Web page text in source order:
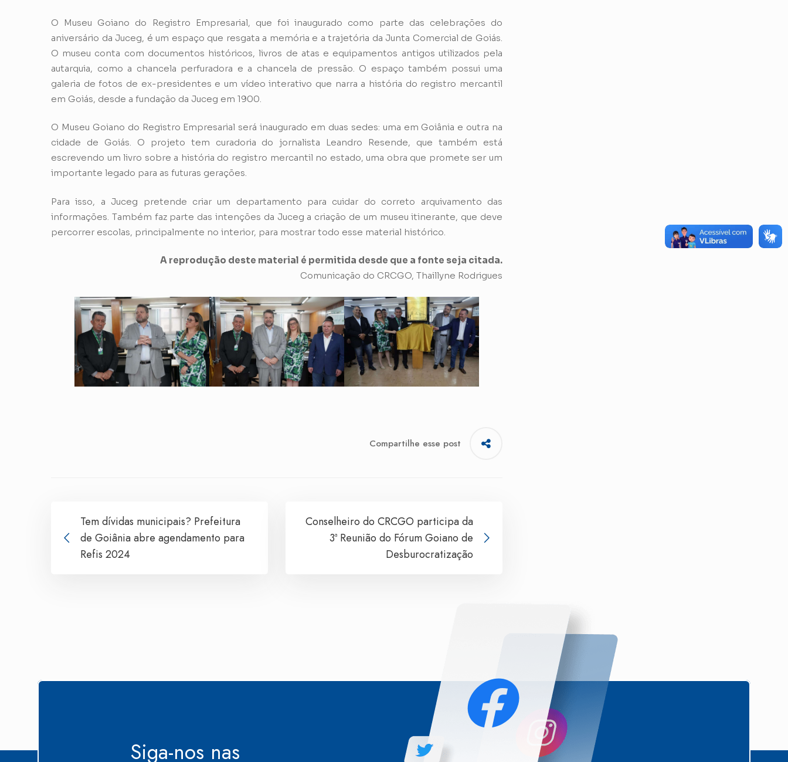
O Museu Goiano do Registro Empresarial, que foi inaugurado como parte das celebrações do
aniversário da Juceg, é um espaço que resgata a memória e a trajetória da Junta Comercial de Goiás.
O museu conta com documentos históricos, livros de atas e equipamentos antigos utilizados pela
autarquia, como a chancela perfuradora e a chancela de pressão. O espaço também possui uma
galeria de fotos de ex-presidentes e um vídeo interativo que narra a história do registro mercantil
em Goiás, desde a fundação da Juceg em 1900.
O Museu Goiano do Registro Empresarial será inaugurado em duas sedes: uma em Goiânia e outra na
cidade de Goiás. O projeto tem curadoria do jornalista Leandro Resende, que também está
escrevendo um livro sobre a história do registro mercantil no estado, uma obra que promete ser um
importante legado para as futuras gerações.
Para isso, a Juceg pretende criar um departamento para cuidar do correto arquivamento das
informações. Também faz parte das intenções da Juceg a criação de um museu itinerante, que deve
percorrer escolas, principalmente no interior, para mostrar todo esse material histórico.
A reprodução deste material é permitida desde que a fonte seja citada.
Comunicação do CRCGO, Thaillyne Rodrigues
Compartilhe esse post
Tem dívidas municipais? Prefeitura
de Goiânia abre agendamento para
Refis 2024
Conselheiro do CRCGO participa da
3ª Reunião do Fórum Goiano de
Desburocratização
Siga-nos nas